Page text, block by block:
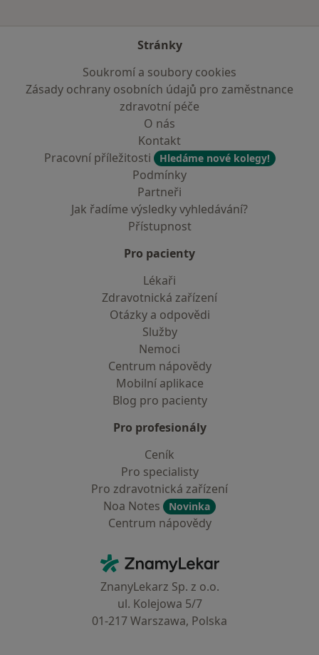
Stránky
Soukromí a soubory cookies
Zásady ochrany osobních údajů pro zaměstnance
zdravotní péče
O nás
Kontakt
Pracovní příležitosti
Hledáme nové kolegy!
Podmínky
Partneři
Jak řadíme výsledky vyhledávání?
Přístupnost
Pro pacienty
Lékaři
Zdravotnická zařízení
Otázky a odpovědi
Služby
Nemoci
Centrum nápovědy
Mobilní aplikace
Blog pro pacienty
Pro profesionály
Ceník
Pro specialisty
Pro zdravotnická zařízení
Noa Notes
Novinka
Centrum nápovědy
ZnamyLekar - Hlavní stránka
ZnanyLekarz Sp. z o.o.
ul. Kolejowa 5/7
01-217 Warszawa, Polska